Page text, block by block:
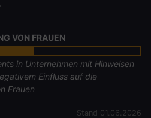
VON FRAUEN
in Unternehmen mit Hinweisen
Einfluss auf die
Frauen
Stand 01.06.2026